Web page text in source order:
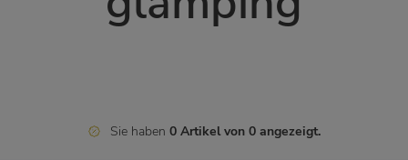
NL
Sie haben 0 Artikel von 0 angezeigt.